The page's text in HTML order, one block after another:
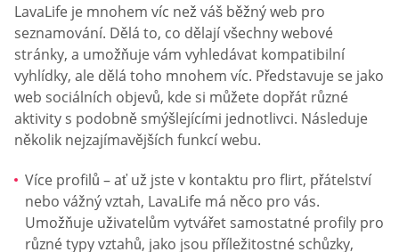
LavaLife je mnohem víc než váš běžný web pro
seznamování. Dělá to, co dělají všechny webové
stránky, a umožňuje vám vyhledávat kompatibilní
vyhlídky, ale dělá toho mnohem víc. Představuje se jako
web sociálních objevů, kde si můžete dopřát různé
aktivity s podobně smýšlejícími jednotlivci. Následuje
několik nejzajímavějších funkcí webu.
Více profilů – ať už jste v kontaktu pro flirt, přátelství
nebo vážný vztah, LavaLife má něco pro vás.
Umožňuje uživatelům vytvářet samostatné profily pro
různé typy vztahů, jako jsou příležitostné schůzky,